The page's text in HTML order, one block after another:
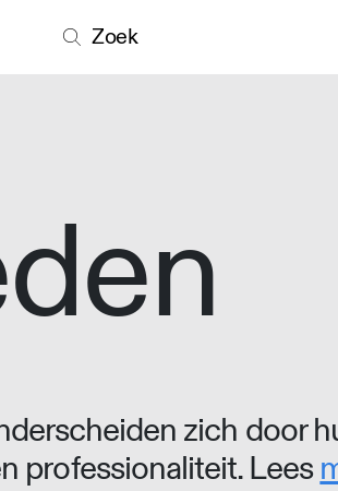
Zoek
zich door
professionaliteit. Lees